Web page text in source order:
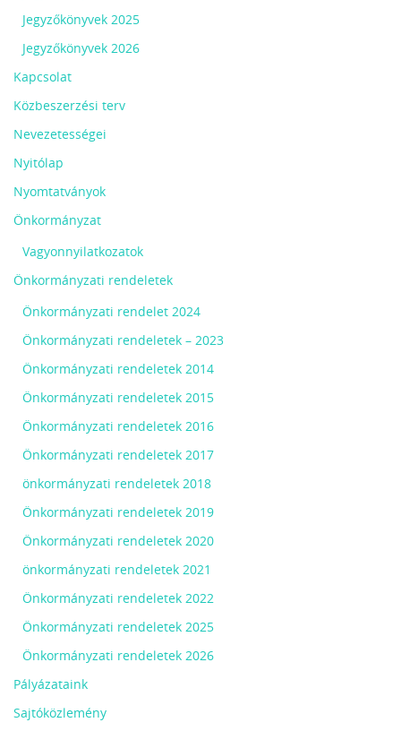
Jegyzőkönyvek 2025
Jegyzőkönyvek 2026
Kapcsolat
Közbeszerzési terv
Nevezetességei
Nyitólap
Nyomtatványok
Önkormányzat
Vagyonnyilatkozatok
Önkormányzati rendeletek
Önkormányzati rendelet 2024
Önkormányzati rendeletek – 2023
Önkormányzati rendeletek 2014
Önkormányzati rendeletek 2015
Önkormányzati rendeletek 2016
Önkormányzati rendeletek 2017
önkormányzati rendeletek 2018
Önkormányzati rendeletek 2019
Önkormányzati rendeletek 2020
önkormányzati rendeletek 2021
Önkormányzati rendeletek 2022
Önkormányzati rendeletek 2025
Önkormányzati rendeletek 2026
Pályázataink
Sajtóközlemény